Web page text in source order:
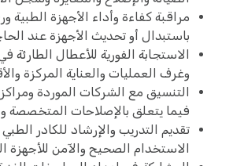
مراقبة كفاءة وأداء الأجهزة الطبية
باستبدال أو تحديث الأجهزة عند
الاستجابة الفورية للأعطال الطارئة
وغرف العمليات والعناية المركزة
التنسيق مع الشركات الموردة ومراكز
فيما يتعلق بالإصلاحات المتخصصة
تقديم التدريب والإرشاد للكادر
الاستخدام الصحيح والآمن للأجهزة